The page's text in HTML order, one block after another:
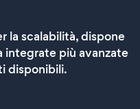
la scalabilità, dispone
integrate più avanzate
disponibili.